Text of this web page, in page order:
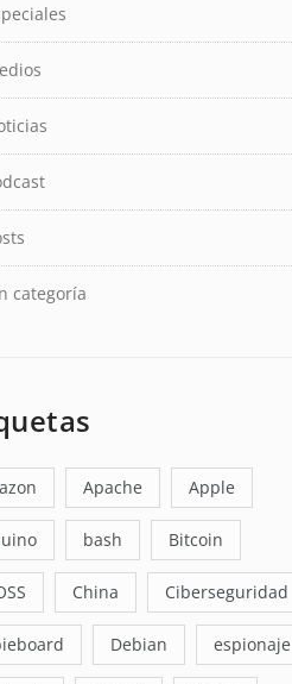
categoría
Apache Apple
bash Bitcoin
China Ciberseguridad
Debian espionaje